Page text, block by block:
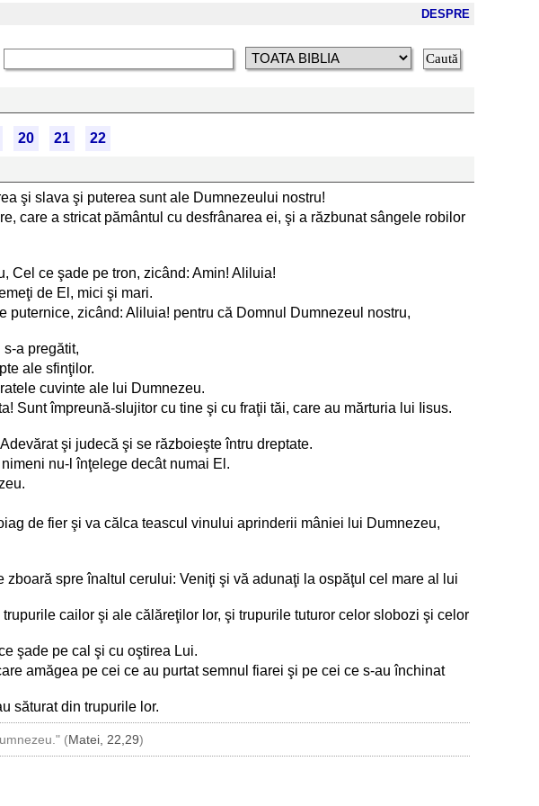
DESPRE
20 21
22
şi slava şi puterea sunt ale Dumnezeului nostru!
care a stricat pământul cu desfrânarea ei, şi a răzbunat sângele robilor
Cel ce şade pe tron, zicând: Amin! Aliluia!
de El, mici şi mari.
zicând: Aliluia! pentru că Domnul Dumnezeul nostru,
a pregătit,
ale sfinţilor.
cuvinte ale lui Dumnezeu.
Sunt împreună-slujitor cu tine şi cu fraţii tăi, care au mărturia lui Iisus.
şi judecă şi se războieşte întru dreptate.
nu-l înţelege decât numai El.
de fier şi va călca teascul vinului aprinderii mâniei lui Dumnezeu,
spre înaltul cerului: Veniţi şi vă adunaţi la ospăţul cel mare al lui
cailor şi ale călăreţilor lor, şi trupurile tuturor celor slobozi şi celor
şade pe cal şi cu oştirea Lui.
amăgea pe cei ce au purtat semnul fiarei şi pe cei ce s-au închinat
săturat din trupurile lor.
(Matei, 22,29)